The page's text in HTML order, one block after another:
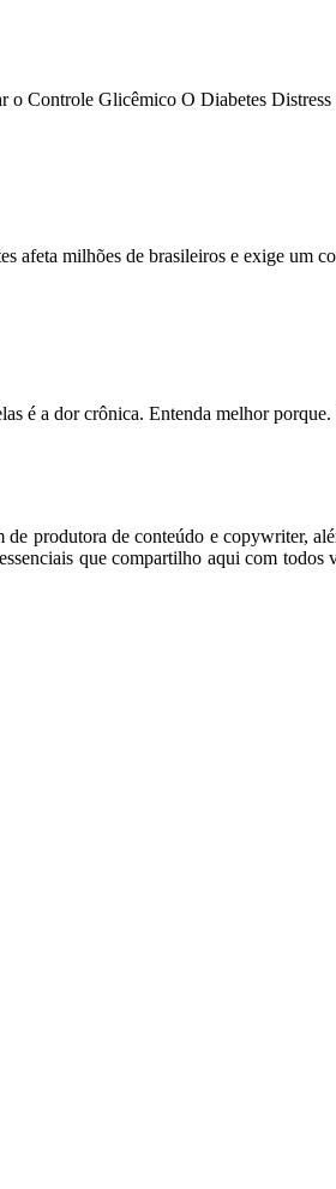
Controle Glicêmico O Diabetes
afeta milhões de brasileiros e exige um
é a dor crônica. Entenda melhor
produtora de conteúdo e copywriter,
que compartilho aqui com